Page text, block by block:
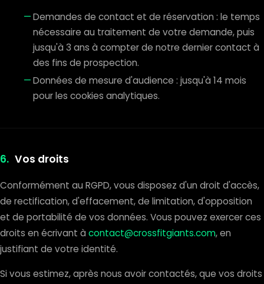
Demandes de contact et de réservation : le temps
nécessaire au traitement de votre demande, puis
jusqu'à 3 ans à compter de notre dernier contact à
des fins de prospection.
Données de mesure d'audience : jusqu'à 14 mois
pour les cookies analytiques.
6. Vos droits
Conformément au RGPD, vous disposez d'un droit d'accès,
de rectification, d'effacement, de limitation, d'opposition
et de portabilité de vos données. Vous pouvez exercer ces
droits en écrivant à contact@crossfitgiants.com, en
justifiant de votre identité.
Si vous estimez, après nous avoir contactés, que vos droits